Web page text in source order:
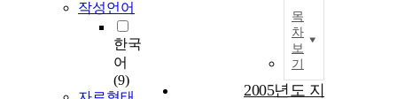
작성언어
한국
어
(9)
목
차
보
기
2005년도 지